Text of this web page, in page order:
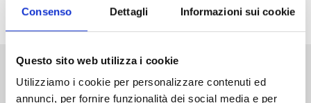
Consenso Dettagli Informazioni sui cookie
Questo sito web utilizza i cookie
Utilizziamo i cookie per personalizzare contenuti ed
annunci, per fornire funzionalità dei social media e per
colpevole dell’uccisione di Kiriko...
Altri volumi della serie